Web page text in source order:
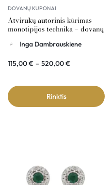
DOVANŲ KUPONAI
Atvirukų autorinis kūrimas
monotipijos technika – dovanų
Inga Dambrauskiene
115,00€ – 520,00€
Rinktis